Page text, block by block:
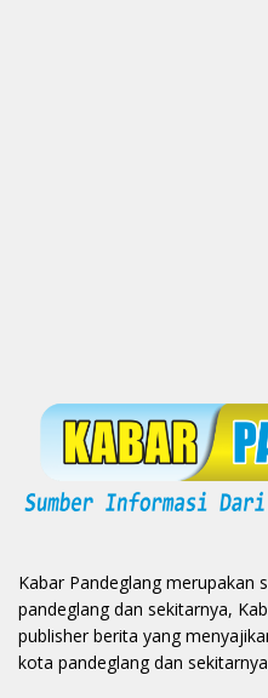
Kabar Pandeglang merupakan
pandeglang dan sekitarnya,
publisher berita yang
kota pandeglang dan